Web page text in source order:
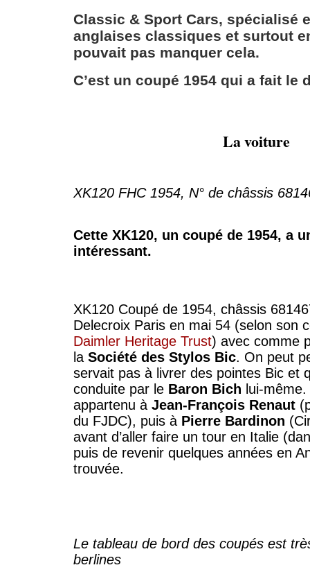
Classic & Sport Cars, spécialisé
anglaises classiques et surtout
pouvait pas manquer cela.
C’est un coupé 1954 qui a fait le
La voiture
XK120 FHC 1954, N° de châssis
Cette XK120, un coupé de 1954, a
intéressant.
XK120 Coupé de 1954, châssis
Delecroix Paris en mai 54 (selon son
Daimler Heritage Trust) avec comme
la Société des Stylos Bic. On peut
servait pas à livrer des pointes Bic et
conduite par le Baron Bich lui-
appartenu à Jean-François Renaut
du FJDC), puis à Pierre Bardinon
avant d’aller faire un tour en Italie
puis de revenir quelques années en
trouvée.
Le tableau de bord des coupés est
berlines